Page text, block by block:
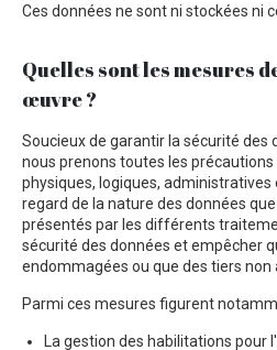
Ces données ne sont ni stockées ni
Quelles sont les mesures
œuvre ?
Soucieux de garantir la sécurité des
nous prenons toutes les
physiques, logiques, administratives
regard de la nature des données
présentés par les différents
sécurité des données et empêcher
endommagées ou que des tiers non
Parmi ces mesures figurent
La gestion des habilitations pour